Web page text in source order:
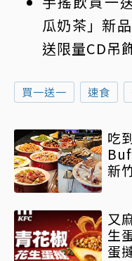
瓜奶茶」新
送限量CD吊
買一送一 速食
吃
新
又
生
蛋